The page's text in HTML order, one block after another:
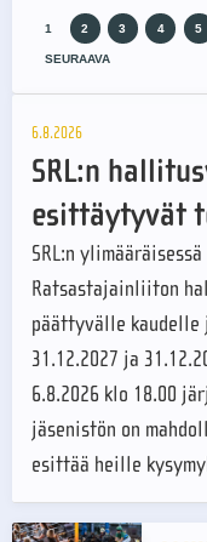
1 2 3 4 5
SEURAAVA
6.8.2026
SRL:n
esittäytyvät
SRL:n
Ratsastajainliiton
päättyvälle kaudelle
31.12.2027 ja
6.8.2026 klo 18.00
jäsenistön on
esittää heille